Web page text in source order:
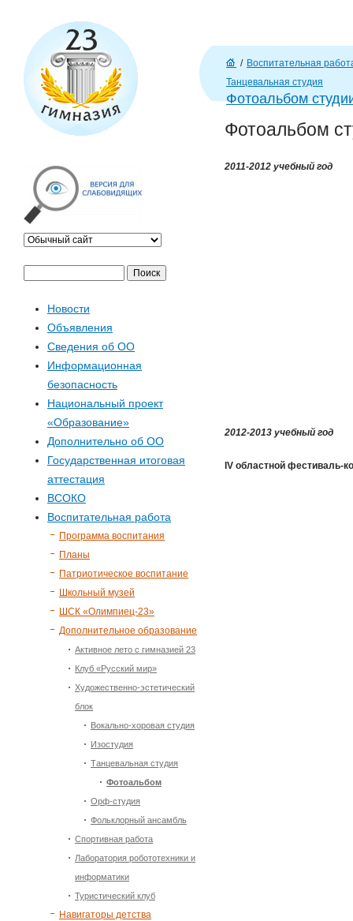
Г
л
ав
н
я
/ Воспитательная
Танцевальная студия
Фотоальбом
Фотоальбом
2011-2012 учебный год
2012-2013 учебный год
IV областной фестиваль-
Ф
Новости
Объявления
Сведения об ОО
Информационная
безопасность
Национальный проект
«Образование»
Дополнительно об ОО
Государственная итоговая
аттестация
ВСОКО
Воспитательная работа
Программа воспитания
Планы
Патриотическое воспитание
Школьный музей
ШСК «Олимпиец-23»
Дополнительное образование
Активное лето с гимназией 23
Клуб «Русский мир»
Художественно-эстетический
блок
Вокально-хоровая студия
Изостудия
Танцевальная студия
Фотоальбом
Орф-студия
Фольклорный ансамбль
Спортивная работа
Лаборатория робототехники и
информатики
Туристический клуб
Навигаторы детства